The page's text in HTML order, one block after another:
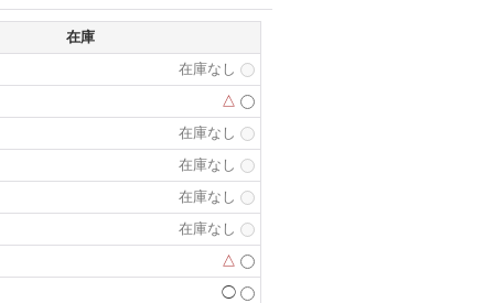
在庫
在庫なし
△
在庫なし
在庫なし
在庫なし
在庫なし
△
◯